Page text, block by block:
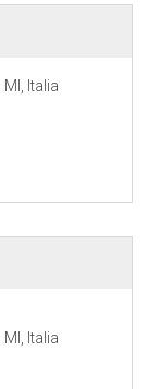
Italia
Italia